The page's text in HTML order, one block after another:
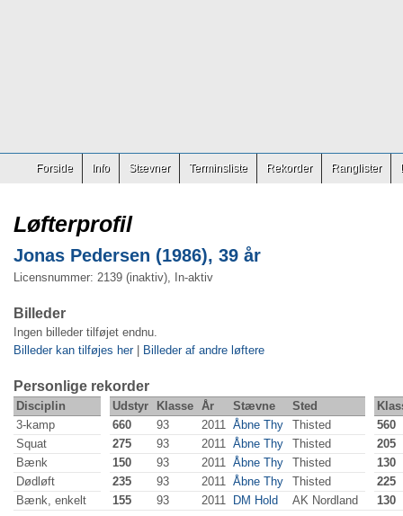
Forside Info Stævner Terminsliste Rekorder Ranglister
Løfterprofil
Jonas Pedersen (1986), 39 år
Licensnummer: 2139 (inaktiv), In-aktiv
Billeder
Ingen billeder tilføjet endnu.
Billeder kan tilføjes her| Billeder af andre løftere
Personlige rekorder
Disciplin Udstyr Klasse År Stævne Sted
3-kamp
660 93 2011 Åbne Thy Thisted
560
Squat
275 93 2011 Åbne Thy Thisted
205
Bænk
150 93 2011 Åbne Thy Thisted
130
Dødløft
235 93 2011 Åbne Thy Thisted
225
Bænk, enkelt
155 93 2011 DM Hold AK Nordland 130